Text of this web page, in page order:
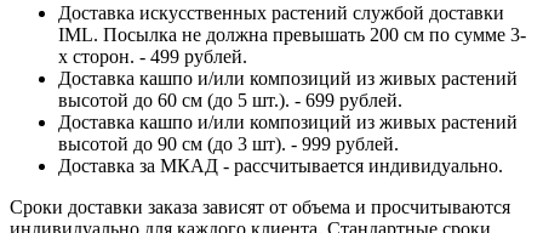
Доставка искусственных растений службой доставки
IML. Посылка не должна превышать 200 см по сумме 3-
х сторон. - 499 рублей.
Доставка кашпо и/или композиций из живых растений
высотой до 60 см (до 5 шт.). - 699 рублей.
Доставка кашпо и/или композиций из живых растений
высотой до 90 см (до 3 шт). - 999 рублей.
Доставка за МКАД - рассчитывается индивидуально.
Сроки доставки заказа зависят от объема и просчитываются
индивидуально для каждого клиента. Стандартные сроки